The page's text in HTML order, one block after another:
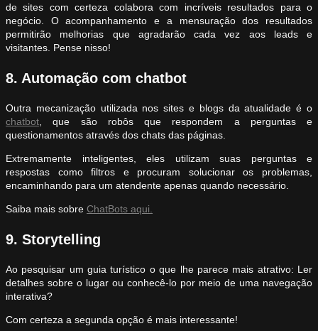
de sites com certeza colabora com incríveis resultados para o
negócio. O acompanhamento e a mensuração dos resultados
permitirão melhorias que agradarão cada vez aos leads e
visitantes. Pense nisso!
8. Automação com chatbot
Outra mecanização utilizada nos sites e blogs da atualidade é o
chatbot , que são robôs que respondem a perguntas e
questionamentos através dos chats das páginas.
Extremamente inteligentes, eles utilizam suas perguntas e
respostas como filtros e procuram solucionar os problemas,
encaminhando para um atendente apenas quando necessário.
Saiba mais sobre ChatBots aqui.
9. Storytelling
Ao pesquisar um guia turístico o que lhe parece mais atrativo: Ler
detalhes sobre o lugar ou conhecê-lo por meio de uma navegação
interativa?
Com certeza a segunda opção é mais interessante!